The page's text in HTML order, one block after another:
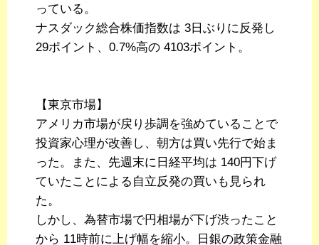
っている。
ナスダック総合株価指数は 3日ぶりに反発し
29ポイント、0.7%高の 4103ポイント。
【東京市場】
アメリカ市場が戻り歩調を強めていることで
投資家心理が改善し、朝方は買い先行で始ま
った。また、先週末に日経平均は 140円下げ
ていたことによる自立反発の買いも見られ
た。
しかし、為替市場で円相場が下げ渋ったこと
から 11時前に上げ幅を縮小。日銀の政策金融